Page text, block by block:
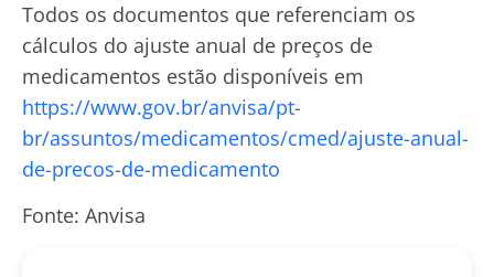
Todos os documentos que referenciam os
cálculos do ajuste anual de preços de
medicamentos estão disponíveis em
https://www.gov.br/anvisa/pt-
br/assuntos/medicamentos/cmed/ajuste-anual-
de-precos-de-medicamento
Fonte: Anvisa